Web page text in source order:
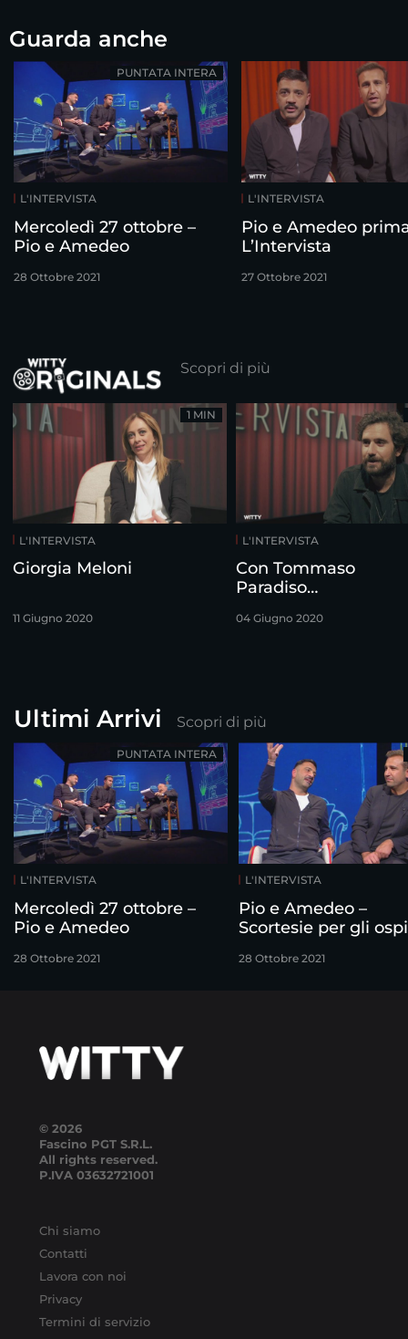
Guarda anche
L'INTERVISTA
Mercoledì 27 ottobre –
Pio e Amedeo
28 Ottobre 2021
PUNTATA INTERA
L'INTERVISTA
Pio e Amedeo
L’Intervista
27 Ottobre 2021
Scopri di più
L'INTERVISTA
Giorgia Meloni
11 Giugno 2020
1 MIN
L'INTERVISTA
Con Tommaso
Paradiso…
04 Giugno 2020
Ultimi Arrivi Scopri di più
L'INTERVISTA
Mercoledì 27 ottobre –
Pio e Amedeo
28 Ottobre 2021
PUNTATA INTERA
L'INTERVISTA
Pio e Amedeo –
Scortesie per gli
28 Ottobre 2021
© 2026
Fascino PGT S.R.L.
All rights reserved.
P.IVA 03632721001
Chi siamo
Contatti
Lavora con noi
Privacy
Termini di servizio